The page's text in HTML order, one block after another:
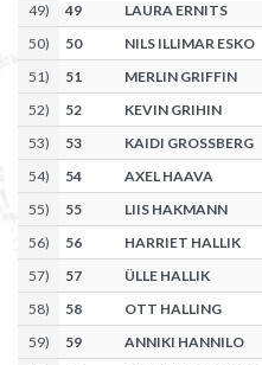
49) 49 LAURA ERNITS
50) 50 NILS ILLIMAR ESKO
51) 51 MERLIN GRIFFIN
52) 52 KEVIN GRIHIN
53) 53 KAIDI GROSSBERG
54) 54 AXEL HAAVA
55) 55 LIIS HAKMANN
56) 56 HARRIET HALLIK
57) 57 ÜLLE HALLIK
58) 58 OTT HALLING
59) 59 ANNIKI HANNILO